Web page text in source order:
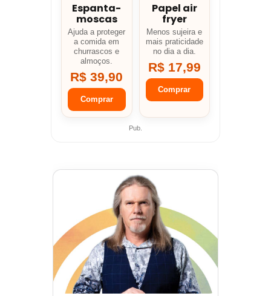
Espanta-
moscas
Ajuda a proteger
a comida em
churrascos e
almoços.
R$ 39,90
Comprar
Papel air
fryer
Menos sujeira e
mais praticidade
no dia a dia.
R$ 17,99
Comprar
Pub.